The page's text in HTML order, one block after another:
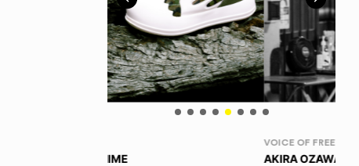
AKIRA OZAWA / 尾澤 彰